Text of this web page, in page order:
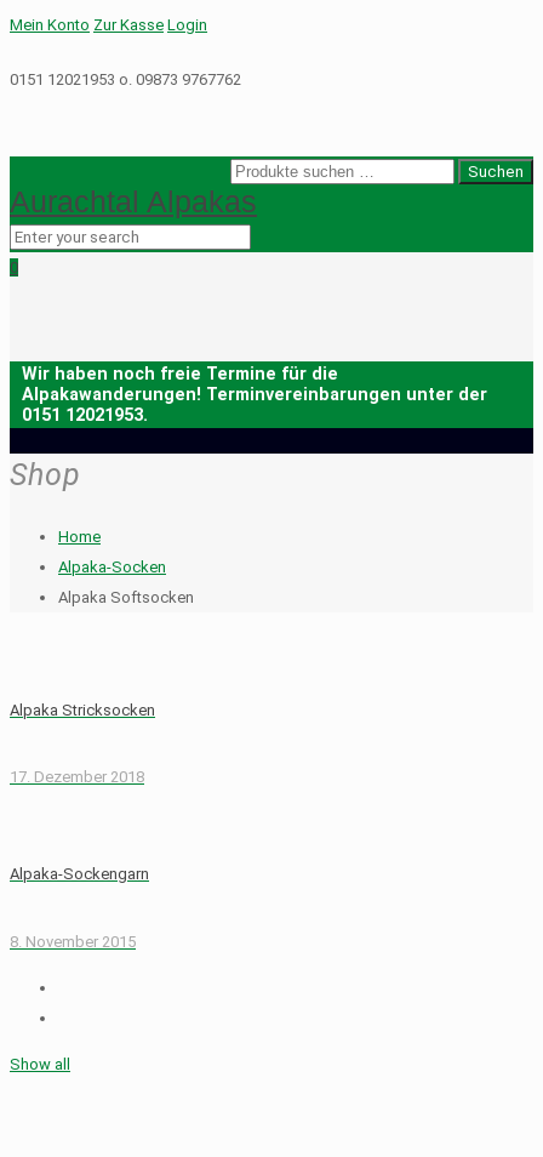
Mein Konto Zur Kasse Login
0151 12021953 o. 09873 9767762
Suche
nach:
Suchen
Aurachtal Alpakas
0
Shop
Home
Alpaka-Socken
Alpaka Softsocken
Alpaka Stricksocken
17. Dezember 2018
Alpaka-Sockengarn
8. November 2015
Show all